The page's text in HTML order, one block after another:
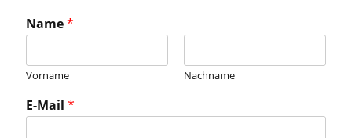
Name*
Vorname Nachname
E-Mail*